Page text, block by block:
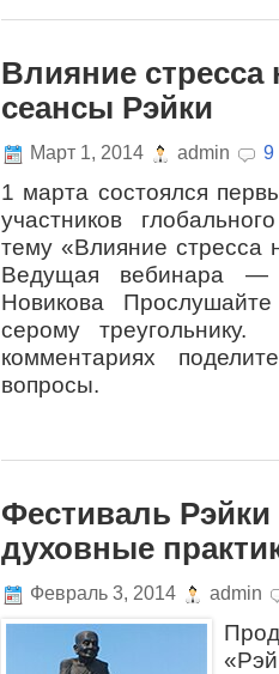
Влияние стресса
сеансы Рэйки
Март 1, 2014 admin 9
1 марта состоялся
участников
тему «Влияние стресса
Ведущая вебинара —
Новикова
серому
комментариях
вопросы.
Фестиваль
духовные
Февраль 3, 2014 admin